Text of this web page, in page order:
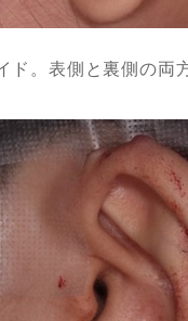
ド。表側と裏側の両